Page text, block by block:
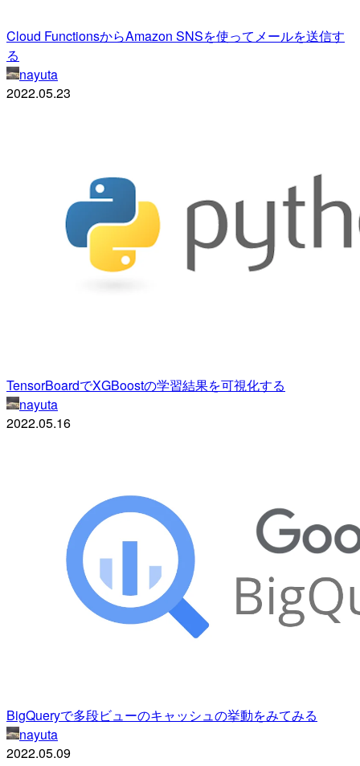
Cloud FunctionsからAmazon SNSを使ってメールを送信す
る
nayuta
2022.05.23
TensorBoardでXGBoostの学習結果を可視化する
nayuta
2022.05.16
BigQueryで多段ビューのキャッシュの挙動をみてみる
nayuta
2022.05.09